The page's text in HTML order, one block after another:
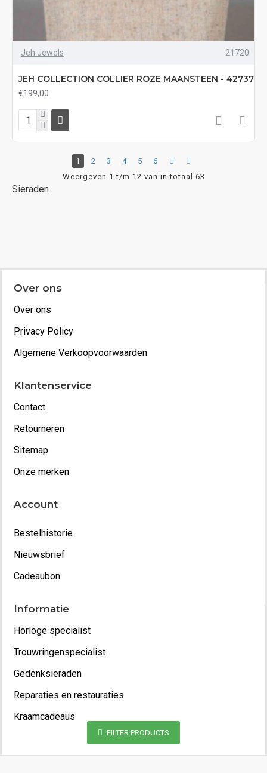
Jeh Jewels 21720
JEH COLLECTION COLLIER ROZE MAANSTEEN - 42737
€199,00
1 2 3 4 5
6
Weergeven 1 t/m 12 van in totaal 63
Sieraden
Over ons
Over ons
Privacy Policy
Algemene Verkoopvoorwaarden
Klantenservice
Contact
Retourneren
Sitemap
Onze merken
Account
Bestelhistorie
Nieuwsbrief
Cadeaubon
Informatie
Horloge specialist
Trouwringenspecialist
Gedenksieraden
Reparaties en restauraties
Kraamcadeaus
FILTER PRODUCTS